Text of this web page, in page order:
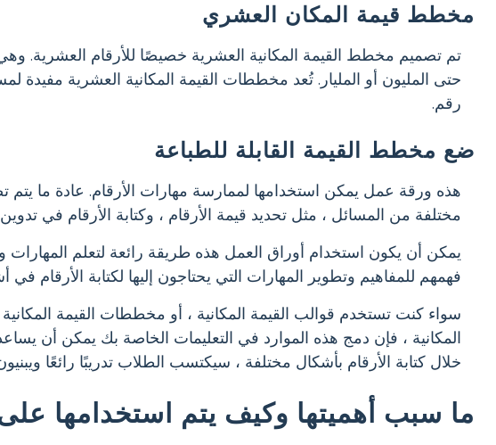
مخطط قيمة المكان العشري
تم تصميم مخطط القيمة المكانية العشرية خصيصًا للأرقام العشرية.
حتى المليون أو المليار. تُعد مخططات القيمة المكانية العشرية
رقم.
ضع مخطط القيمة القابلة للطباعة
هذه ورقة عمل يمكن استخدامها لممارسة مهارات الأرقام. عادة ما يتم
مختلفة من المسائل ، مثل تحديد قيمة الأرقام ، وكتابة الأرقام في
يمكن أن يكون استخدام أوراق العمل هذه طريقة رائعة لتعلم
فهمهم للمفاهيم وتطوير المهارات التي يحتاجون إليها لكتابة
سواء كنت تستخدم قوالب القيمة المكانية ، أو مخططات القيمة
المكانية ، فإن دمج هذه الموارد في التعليمات الخاصة بك يمكن أن
خلال كتابة الأرقام بأشكال مختلفة ، سيكتسب الطلاب تدريبًا رائعًا
ما سبب أهميتها وكيف يتم استخدامها